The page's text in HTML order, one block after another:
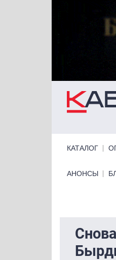
КАТАЛОГ
Primary links
АНОНСЫ